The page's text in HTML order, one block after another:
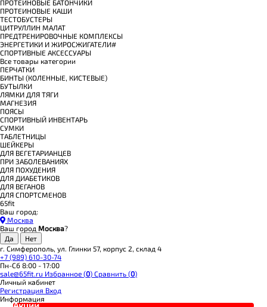
ПРОТЕИНОВЫЕ БАТОНЧИКИ
ПРОТЕИНОВЫЕ КАШИ
ТЕСТОБУСТЕРЫ
ЦИТРУЛЛИН МАЛАТ
ПРЕДТРЕНИРОВОЧНЫЕ КОМПЛЕКСЫ
ЭНЕРГЕТИКИ И ЖИРОСЖИГАТЕЛИ#
СПОРТИВНЫЕ АКСЕССУАРЫ
Все товары категории
ПЕРЧАТКИ
БИНТЫ (КОЛЕННЫЕ, КИСТЕВЫЕ)
БУТЫЛКИ
ЛЯМКИ ДЛЯ ТЯГИ
МАГНЕЗИЯ
ПОЯСЫ
СПОРТИВНЫЙ ИНВЕНТАРЬ
СУМКИ
ТАБЛЕТНИЦЫ
ШЕЙКЕРЫ
ДЛЯ ВЕГЕТАРИАНЦЕВ
ПРИ ЗАБОЛЕВАНИЯХ
ДЛЯ ПОХУДЕНИЯ
ДЛЯ ДИАБЕТИКОВ
ДЛЯ ВЕГАНОВ
ДЛЯ СПОРТСМЕНОВ
65fit
Ваш город:
Москва
Ваш город Москва?
г. Симферополь, ул. Глинки 57, корпус 2, склад 4
+7 (989) 610-30-74
Пн-Сб 8:00 - 17:00
sale@65fit.ru Избранное (0) Сравнить (0)
Личный кабинет
Регистрация Вход
Информация